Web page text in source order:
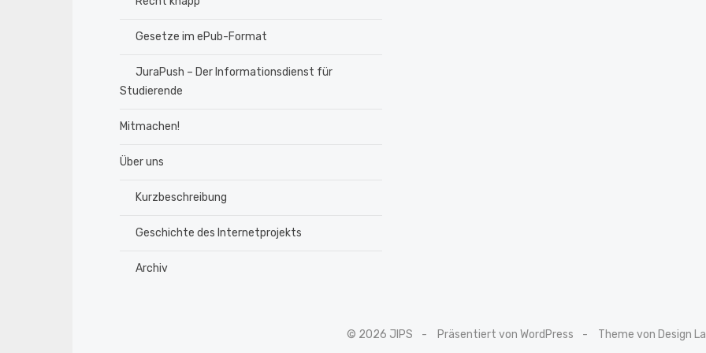
Gesetze im ePub-Format
JuraPush – Der Informationsdienst für
Studierende
Mitmachen!
Über uns
Kurzbeschreibung
Geschichte des Internetprojekts
Archiv
© 2026 JIPS Präsentiert von WordPress Theme von Design